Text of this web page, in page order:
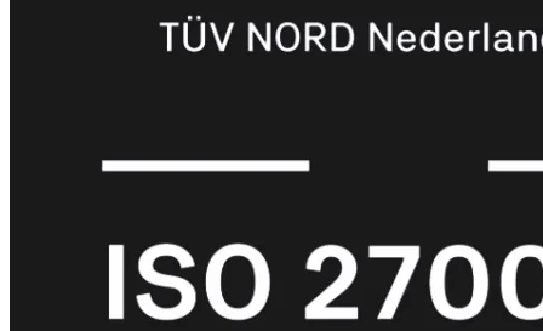
FortiCare
Essentials FortiCare
FortiCare
1